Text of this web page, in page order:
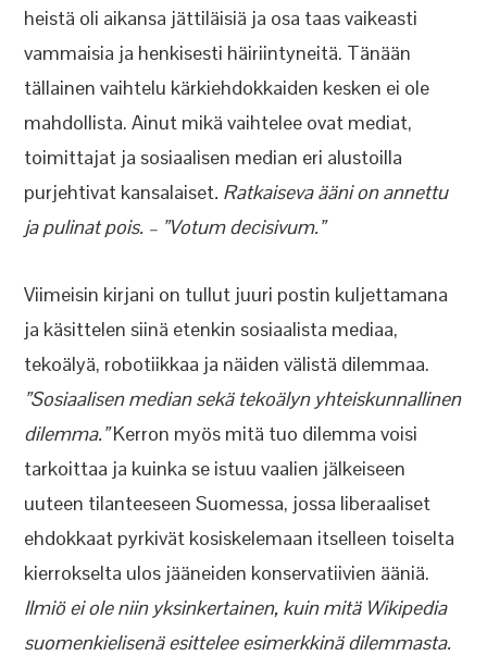
heistä oli aikansa jättiläisiä ja osa taas vaikeasti
vammaisia ja henkisesti häiriintyneitä. Tänään
tällainen vaihtelu kärkiehdokkaiden kesken ei ole
mahdollista. Ainut mikä vaihtelee ovat mediat,
toimittajat ja sosiaalisen median eri alustoilla
purjehtivat kansalaiset. Ratkaiseva ääni on annettu
ja pulinat pois. – ”Votum decisivum.”
Viimeisin kirjani on tullut juuri postin kuljettamana
ja käsittelen siinä etenkin sosiaalista mediaa,
tekoälyä, robotiikkaa ja näiden välistä dilemmaa.
”Sosiaalisen median sekä tekoälyn yhteiskunnallinen
dilemma.”Kerron myös mitä tuo dilemma voisi
tarkoittaa ja kuinka se istuu vaalien jälkeiseen
uuteen tilanteeseen Suomessa, jossa liberaaliset
ehdokkaat pyrkivät kosiskelemaan itselleen toiselta
kierrokselta ulos jääneiden konservatiivien ääniä.
Ilmiö ei ole niin yksinkertainen, kuin mitä Wikipedia
suomenkielisenä esittelee esimerkkinä dilemmasta.